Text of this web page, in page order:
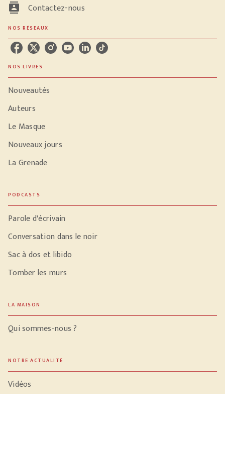
contacts Contactez-nous
NOS RÉSEAUX
NOS LIVRES
Nouveautés
Auteurs
Le Masque
Nouveaux jours
La Grenade
PODCASTS
Parole d'écrivain
Conversation dans le noir
Sac à dos et libido
Tomber les murs
LA MAISON
Qui sommes-nous ?
NOTRE ACTUALITÉ
Vidéos